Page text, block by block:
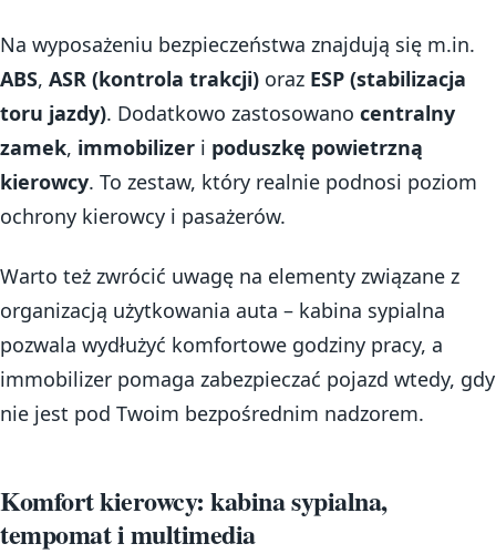
Na wyposażeniu bezpieczeństwa znajdują się m.in.
ABS, ASR (kontrola trakcji) oraz ESP (stabilizacja
toru jazdy). Dodatkowo zastosowano centralny
zamek, immobilizer i poduszkę powietrzną
kierowcy. To zestaw, który realnie podnosi poziom
ochrony kierowcy i pasażerów.
Warto też zwrócić uwagę na elementy związane z
organizacją użytkowania auta – kabina sypialna
pozwala wydłużyć komfortowe godziny pracy, a
immobilizer pomaga zabezpieczać pojazd wtedy, gdy
nie jest pod Twoim bezpośrednim nadzorem.
Komfort kierowcy: kabina sypialna,
tempomat i multimedia